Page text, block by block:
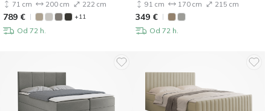
71 cm 200 cm 222 cm
789 € +11
Od 72 h.
91 cm 170 cm 215 cm
349 €
Od 72 h.